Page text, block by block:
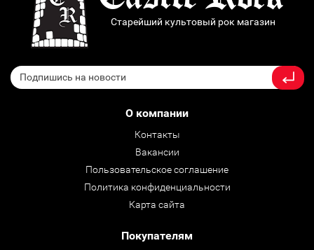
Старейший культовый рок магазин
О компании
Контакты
Вакансии
Пользовательское соглашение
Политика конфиденциальности
Карта сайта
Покупателям